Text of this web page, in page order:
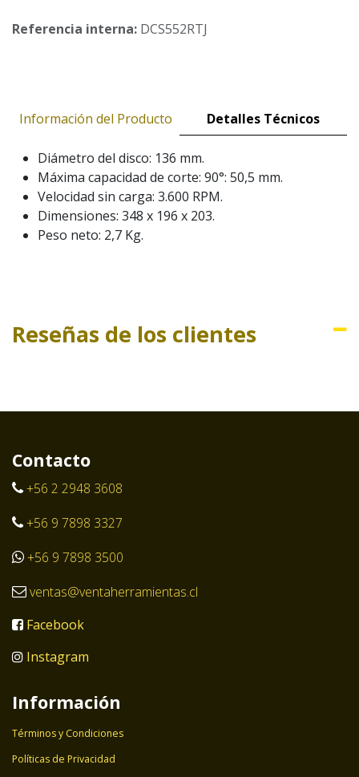
Referencia interna: DCS552RTJ
Información del Producto Detalles Técnicos
Diámetro del disco: 136 mm.
Máxima capacidad de corte: 90°: 50,5 mm.
Velocidad sin carga: 3.600 RPM.
Dimensiones: 348 x 196 x 203.
Peso neto: 2,7 Kg.
Reseñas de los clientes
Contacto
+56 2 2948 3608
+56 9 7898 3327
+56 9 7898 3500
ventas@ventaherramientas.cl
Facebook
Instagram
Información
Términos y Condiciones
Políticas de Privacidad